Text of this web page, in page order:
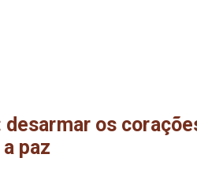
desarmar os
paz